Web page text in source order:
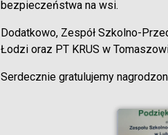
bezpieczeństwa na wsi.
Dodatkowo, Zespół Szkolno-
Łodzi oraz PT KRUS w
Serdecznie gratulujemy